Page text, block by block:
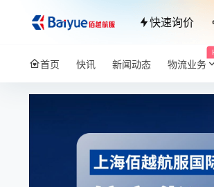
快速询价
首页 快讯 新闻动态 物流业务